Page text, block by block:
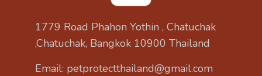
1779 Road Phahon Yothin , Chatuchak
,Chatuchak, Bangkok 10900 Thailand
Email: petprotectthailand@gmail.com